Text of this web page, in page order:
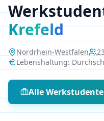
Krefeld
Nordrhein-Westfalen
Lebenshaltung:
Alle